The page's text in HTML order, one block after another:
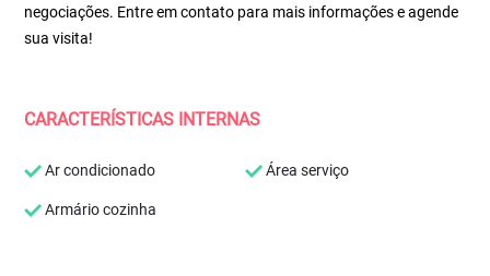
negociações. Entre em contato para mais informações e agende
sua visita!
CARACTERÍSTICAS INTERNAS
Ar condicionado Área serviço
Armário cozinha